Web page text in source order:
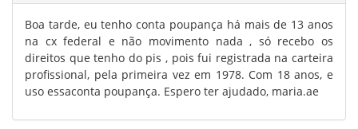
Boa tarde, eu tenho conta poupança há mais de 13 anos
na cx federal e não movimento nada , só recebo os
direitos que tenho do pis , pois fui registrada na carteira
profissional, pela primeira vez em 1978. Com 18 anos, e
uso essaconta poupança. Espero ter ajudado, maria.ae